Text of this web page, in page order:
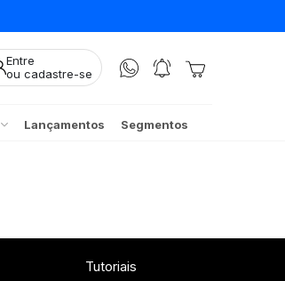
Entre
ou cadastre-se
Lançamentos Segmentos
Tutoriais